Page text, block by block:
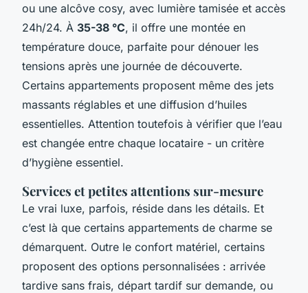
ou une alcôve cosy, avec lumière tamisée et accès
24h/24. À 35-38 °C, il offre une montée en
température douce, parfaite pour dénouer les
tensions après une journée de découverte.
Certains appartements proposent même des jets
massants réglables et une diffusion d’huiles
essentielles. Attention toutefois à vérifier que l’eau
est changée entre chaque locataire - un critère
d’hygiène essentiel.
Services et petites attentions sur-mesure
Le vrai luxe, parfois, réside dans les détails. Et
c’est là que certains appartements de charme se
démarquent. Outre le confort matériel, certains
proposent des options personnalisées : arrivée
tardive sans frais, départ tardif sur demande, ou